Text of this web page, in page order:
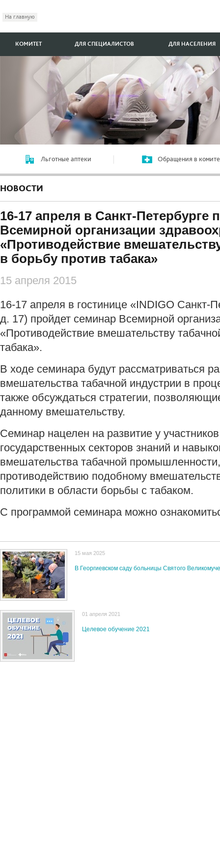
На главную
КОМИТЕТ ДЛЯ СПЕЦИАЛИСТОВ ДЛЯ НАСЕЛЕНИЯ
Льготные аптеки Обращения в
НОВОСТИ
16-17 апреля в Санкт-Петербурге
Всемирной организации
«Противодействие
в борьбу против табака»
15 апреля 2015
16-17 апреля в гостинице «INDIGO Санкт-
д. 17) пройдет семинар Всемирной
«Противодействие вмешательству
табака».
В ходе семинара будут рассматриваться
вмешательства табачной индустрии в
также обсуждаться стратегии,
данному вмешательству.
Семинар нацелен на развитие у
государственных секторов знаний и
вмешательства табачной
противодействию подобному
политики в области борьбы с табаком.
С программой семинара можно
15 мая 2025
В Георгиевском саду больницы Святого
01 апреля 2021
Целевое обучение 2021